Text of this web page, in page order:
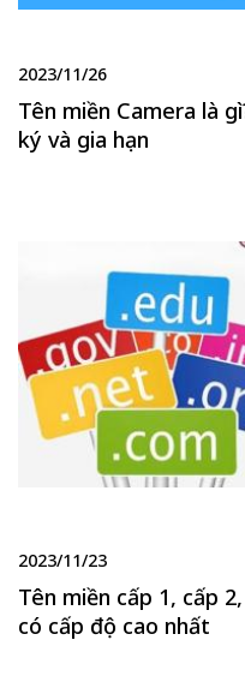
2023/11/26
Tên miền Camera là
ký và gia hạn
2023/11/23
Tên miền cấp 1, cấp
có cấp độ cao nhất